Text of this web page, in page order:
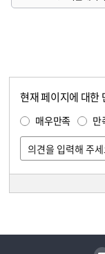
현재 페이지에 대한
매우만족 만
유튜브